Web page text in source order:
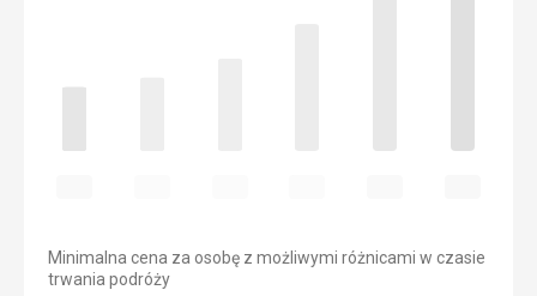
Minimalna cena za osobę z możliwymi różnicami w czasie
trwania podróży